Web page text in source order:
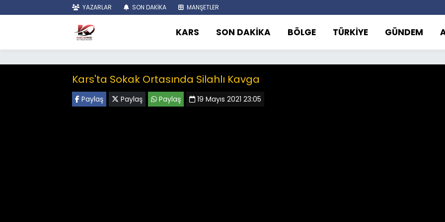
YAZARLAR SON DAKİKA MANŞETLER
KARS SON DAKİKA BÖLGE TÜRKİYE GÜNDEM
Kars'ta Sokak Ortasında Silahlı Kavga
Paylaş Paylaş Paylaş 19 Mayıs 2021 23:05